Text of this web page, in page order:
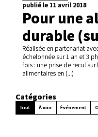
publié le 11 avril 2018
Pour une
durable
Réalisée en partenariat
échelonnée sur 1 an et 3
fois : une prise de recul
alimentaires en (...)
Catégories
Tout À voir Événement